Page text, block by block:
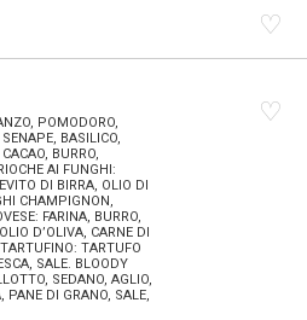
♡
POMODORO,
BASILICO,
BURRO,
AI FUNGHI:
DI BIRRA, OLIO DI
CHAMPIGNON,
FARINA, BURRO,
D’OLIVA, CARNE DI
TARTUFO
SALE. BLOODY
SEDANO, AGLIO,
DI GRANO, SALE,
♡